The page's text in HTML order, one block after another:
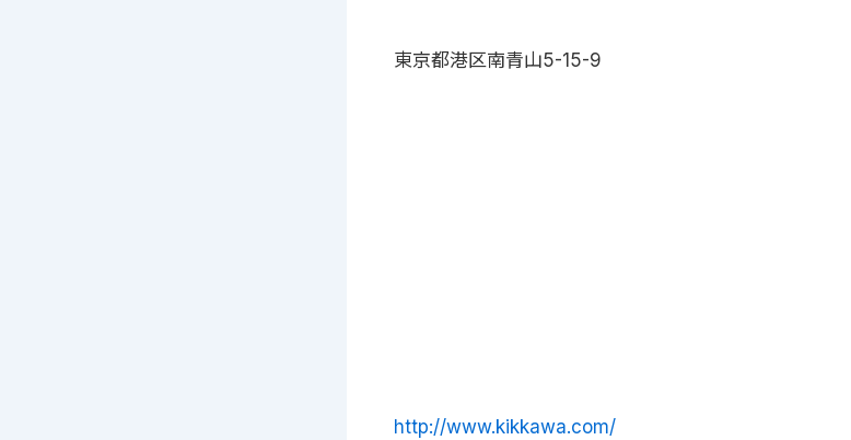
東京都港区南青山5-15-9
http://www.kikkawa.com/